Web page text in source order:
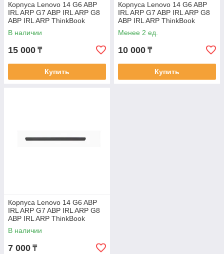
Корпуса Lenovo 14 G6 ABP
IRL ARP G7 ABP IRL ARP G8
ABP IRL ARP ThinkBook
корпус A часть крышка
матрицы
В наличии
15 000 ₸
Купить
Корпуса Lenovo 14 G6 ABP
IRL ARP G7 ABP IRL ARP G8
ABP IRL ARP ThinkBook
корпус B часть рамка
матрицы
Менее 2 ед.
10 000 ₸
Купить
Корпуса Lenovo 14 G6 ABP
IRL ARP G7 ABP IRL ARP G8
ABP IRL ARP ThinkBook
крышка шарнира
В наличии
7 000 ₸